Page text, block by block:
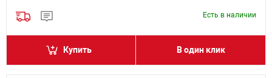
Есть в наличии
Купить В один клик